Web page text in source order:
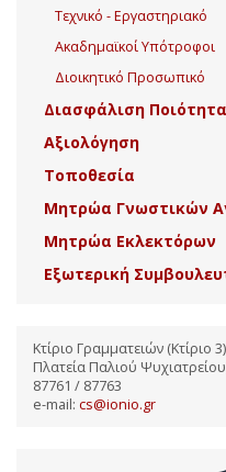
Τεχνικό - Εργαστηριακό
Ακαδημαϊκοί Υπότροφοι
Διοικητικό Προσωπικό
Διασφάλιση
Αξιολόγηση
Τοποθεσία
Μητρώα Γνωστικών
Μητρώα Εκλεκτόρων
Εξωτερική
Κτίριο Γραμματειών (Κτίριο
Πλατεία Παλιού
87761 / 87763
e-mail: cs@ionio.gr